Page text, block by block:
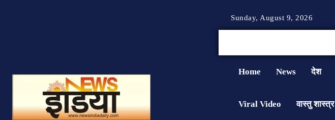
Sunday, August 9, 2026
Home News देश
Viral Video वास्तु शास्त्र